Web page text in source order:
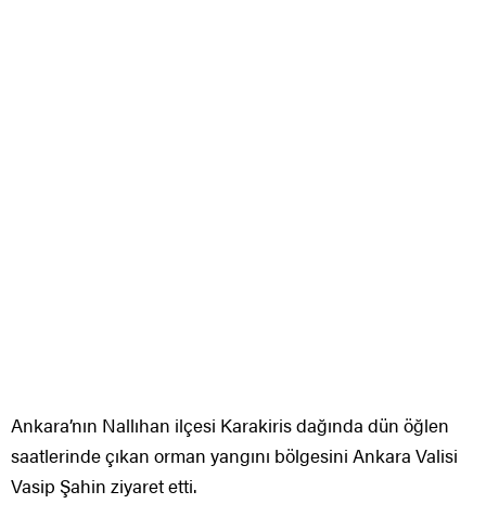
Ankara’nın Nallıhan ilçesi Karakiris dağında dün öğlen
saatlerinde çıkan orman yangını bölgesini Ankara Valisi
Vasip Şahin ziyaret etti.